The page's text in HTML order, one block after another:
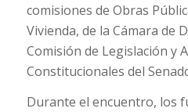
comisiones de Obras
Vivienda, de la Cámara de
Comisión de Legislación y
Constitucionales del
Durante el encuentro, los